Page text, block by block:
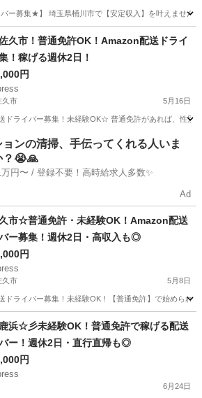
ー募集★】 埼玉県桶川市で【安定収入】を叶えません
ー 社用車
久市！普通免許OK！Amazon配送ドライ
！稼げる週休2日！
円
久市 5月16日
ドライバー募集！未経験OK☆ 普通免許があれば、性
バー Amazon
ョンの清掃、手伝ってくれる人いま
？😭🙏
日給例1万円〜 / 登録不要！高時給求人多数✨
Ad
市☆普通免許・未経験OK！Amazon配送
ー募集！週休2日・高収入も◎
円
久市 5月8日
ドライバー募集！未経験OK！【普通免許】で始めら
バー Amazon
浜☆彡未経験OK！普通免許で稼げる配送
バー！週休2日・直行直帰も◎
円
6月24日